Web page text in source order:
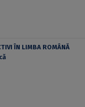
ÎN LIMBA ROMÂNĂ